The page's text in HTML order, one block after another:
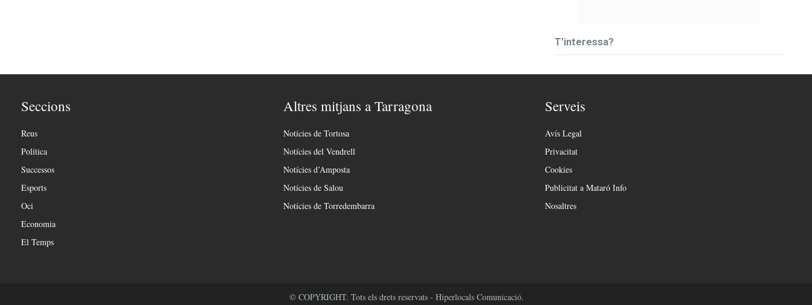
T’interessa?
Seccions
Reus
Política
Successos
Esports
Oci
Economia
El Temps
Altres mitjans a Tarragona
Notícies de Tortosa
Notícies del Vendrell
Notícies d’Amposta
Notícies de Salou
Notícies de Torredembarra
Serveis
Avís Legal
Privacitat
Cookies
Publicitat a Mataró Info
Nosaltres
© COPYRIGHT. Tots els drets reservats - Hiperlocals Comunicació.